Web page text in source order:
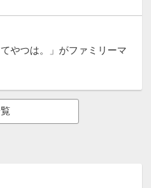
てやつは。」がファミリーマ